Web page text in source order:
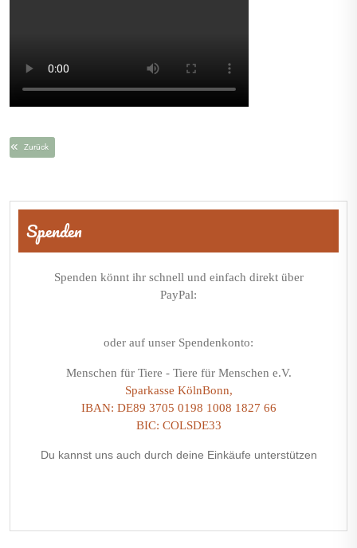
Zurück
Beitragsnavigation
Spenden
Spenden könnt ihr schnell und einfach direkt über
PayPal:
oder auf unser Spendenkonto:
Menschen für Tiere - Tiere für Menschen e.V.
Sparkasse KölnBonn,
IBAN: DE89 3705 0198 1008 1827 66
BIC: COLSDE33
Du kannst uns auch durch deine Einkäufe unterstützen